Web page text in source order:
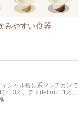
みやすい食器
シャル癒し系マンチカンで
才、テト(tetto)♂11才、